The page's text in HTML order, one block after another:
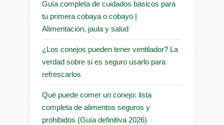
Guía completa de cuidados básicos para
tu primera cobaya o cobayo |
Alimentación, jaula y salud
¿Los conejos pueden tener ventilador? La
verdad sobre si es seguro usarlo para
refrescarlos
Qué puede comer un conejo: lista
completa de alimentos seguros y
prohibidos (Guía definitiva 2026)